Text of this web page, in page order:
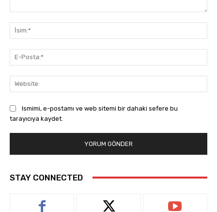
Ismimi, e-postamı ve web sitemi bir dahaki sefere bu
tarayıcıya kaydet.
STAY CONNECTED